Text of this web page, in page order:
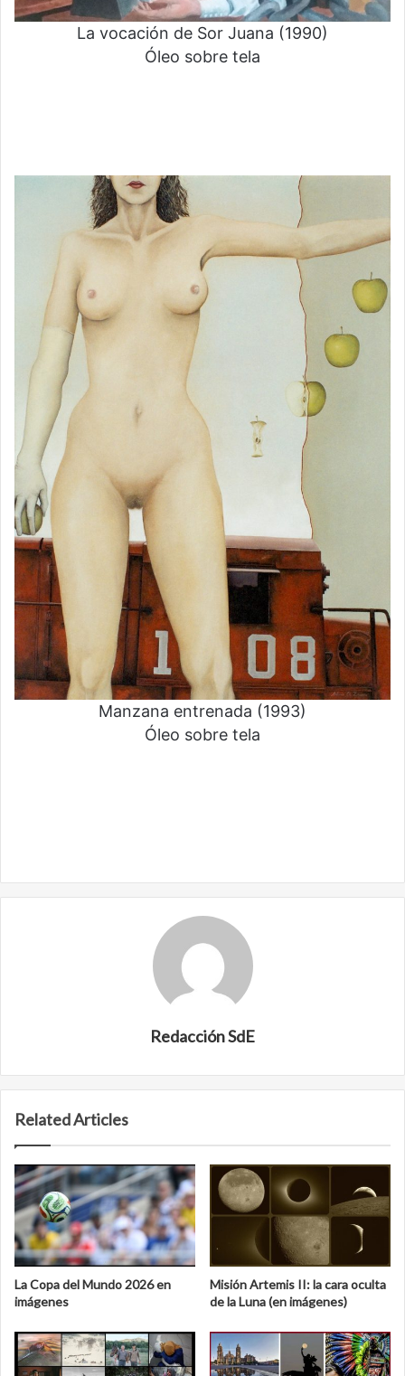
La vocación de Sor Juana (1990)
Óleo sobre tela
Manzana entrenada (1993)
Óleo sobre tela
Redacción SdE
Related Articles
La Copa del Mundo 2026 en
imágenes
Misión Artemis II: la cara oculta
de la Luna (en imágenes)